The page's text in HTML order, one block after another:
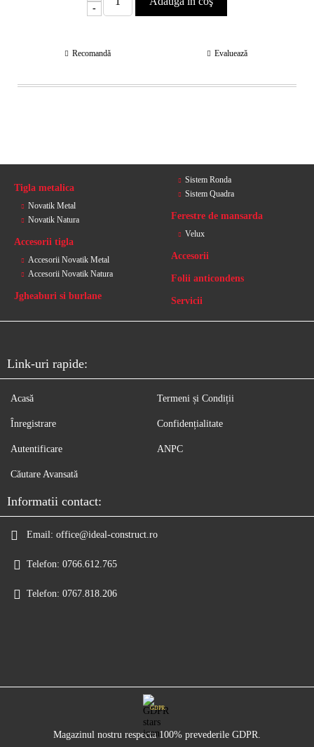
-
Recomandă Evaluează
Tigla metalica
Novatik Metal
Novatik Natura
Accesorii tigla
Accesorii Novatik Metal
Accesorii Novatik Natura
Jgheaburi si burlane
Sistem Ronda
Sistem Quadra
Ferestre de mansarda
Velux
Accesorii
Folii anticondens
Servicii
Link-uri rapide:
Acasă
Înregistrare
Autentificare
Căutare Avansată
Termeni și Condiții
Confidențialitate
ANPC
Informatii contact:
Email: office@ideal-construct.ro
Telefon: 0766.612.765
Telefon: 0767.818.206
GDPR
Magazinul nostru respecta 100% prevederile GDPR.